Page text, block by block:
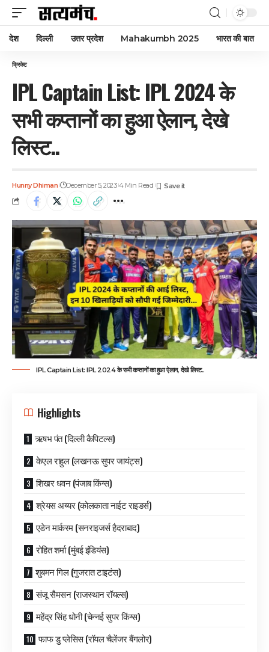
देश दिल्ली उत्तर प्रदेश Mahakumbh 2025 भारत की बात
क्रिकेट
IPL Captain List: IPL 2024 के
सभी कप्तानों का हुआ ऐलान, देखे
लिस्ट..
Hunny Dhiman December 5, 2023 4 Min Read
IPL Captain List: IPL 2024 के सभी कप्तानों का हुआ ऐलान, देखे लिस्ट..
Highlights
ऋषभ पंत (दिल्ली कैपिटल्स)
केएल राहुल (लखनऊ सुपर जायंट्स)
शिखर धवन (पंजाब किंग्स)
श्रेयस अय्यर (कोलकाता नाईट राइडर्स)
एडेन मार्करम (सनराइजर्स हैदराबाद)
रोहित शर्मा (मुंबई इंडियंस)
शुबमन गिल (गुजरात टाइटंस)
संजू सैमसन (राजस्थान रॉयल्स)
महेंद्र सिंह धोनी (चेन्नई सुपर किंग्स)
फाफ डु प्लेसिस (रॉयल चैलेंजर बैंगलोर)